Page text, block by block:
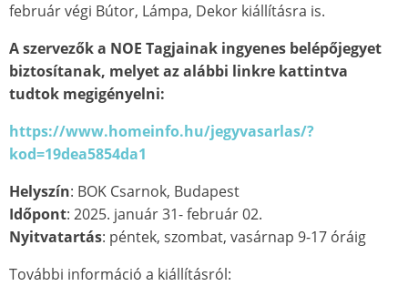
február végi Bútor, Lámpa, Dekor kiállításra is.
A szervezők a NOE Tagjainak ingyenes belépőjegyet
biztosítanak, melyet az alábbi linkre kattintva
tudtok megigényelni:
https://www.homeinfo.hu/jegyvasarlas/?
kod=19dea5854da1
Helyszín: BOK Csarnok, Budapest
Időpont: 2025. január 31- február 02.
Nyitvatartás: péntek, szombat, vasárnap 9-17 óráig
További információ a kiállításról: